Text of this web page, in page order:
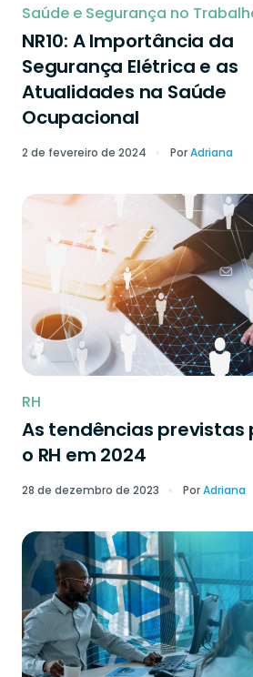
Saúde e Segurança no
NR10: A Importância da
Segurança Elétrica e as
Atualidades na Saúde
Ocupacional
2 de fevereiro de 2024 PorAdriana
RH
As tendências previstas
o RH em 2024
28 de dezembro de 2023 PorAdriana